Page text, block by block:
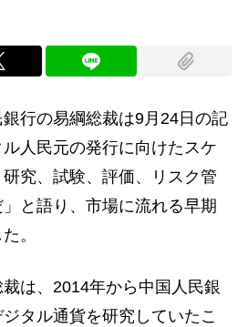
行の易綱総裁は9月24日の記
人民元の発行に向けたスケ
究、試験、評価、リスク管
と語り、市場に流れる早期
。
は、2014年から中国人民銀
タル通貨を研究していたこ